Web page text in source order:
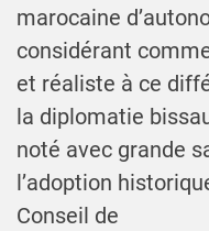
marocaine
considérant
et réaliste à ce
la diplomatie
noté avec grande
l’adoption
Conseil de